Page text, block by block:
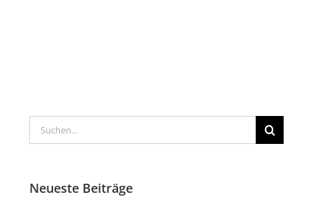
Suche
nach:
Neueste Beiträge